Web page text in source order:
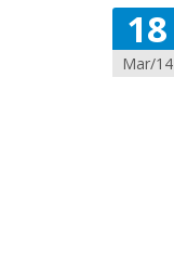
18
Mar/14